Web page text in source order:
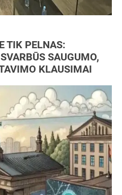
TIK PELNAS:
SAUGUMO,
KLAUSIMAI